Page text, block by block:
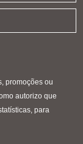
promoções ou
autorizo que
para